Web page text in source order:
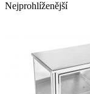
Nejprohlíženější